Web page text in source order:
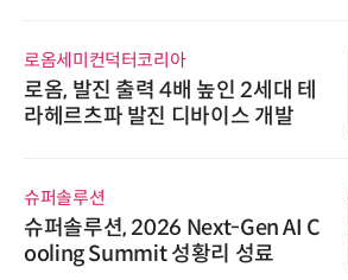
로옴세미컨덕터코리아
로옴, 발진 출력 4배 높인 2세대 테
라헤르츠파 발진 디바이스 개발
슈퍼솔루션
슈퍼솔루션, 2026 Next-Gen AI C
ooling Summit 성황리 성료